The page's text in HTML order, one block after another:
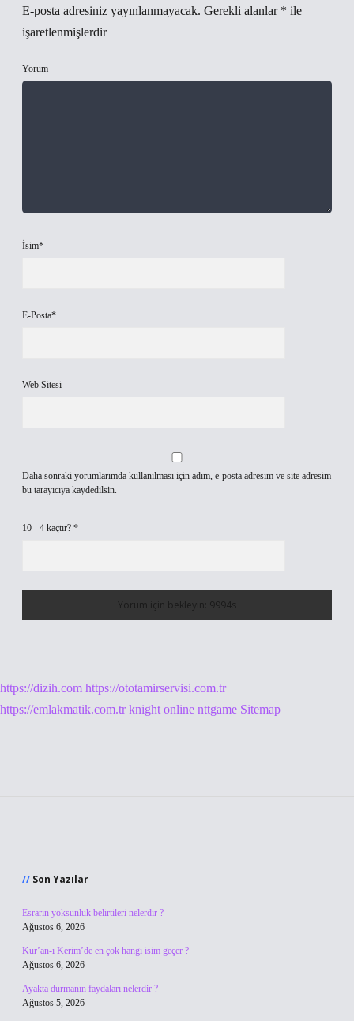
E-posta adresiniz yayınlanmayacak. Gerekli alanlar * ile
işaretlenmişlerdir
Yorum
İsim*
E-Posta*
Web Sitesi
Daha sonraki yorumlarımda kullanılması için adım, e-posta adresim ve site adresim
bu tarayıcıya kaydedilsin.
10 - 4 kaçtır? *
https://dizih.com https://ototamirservisi.com.tr
https://emlakmatik.com.tr knight online nttgame Sitemap
Son Yazılar
Esrarın yoksunluk belirtileri nelerdir ?
Ağustos 6, 2026
Kur’an-ı Kerim’de en çok hangi isim geçer ?
Ağustos 6, 2026
Ayakta durmanın faydaları nelerdir ?
Ağustos 5, 2026